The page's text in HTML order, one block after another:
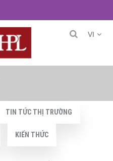
VI
TIN TỨC THỊ TRƯỜNG
KIẾN THỨC